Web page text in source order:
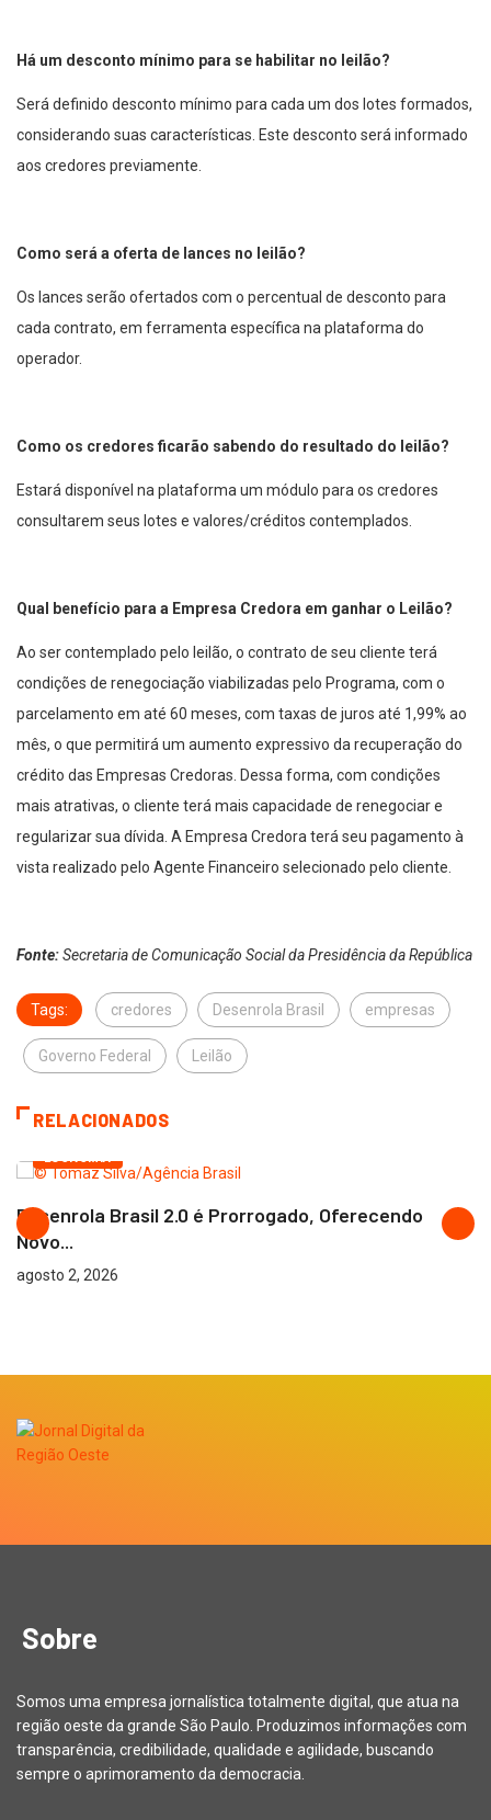
Há um desconto mínimo para se habilitar no leilão?
Será definido desconto mínimo para cada um dos lotes formados,
considerando suas características. Este desconto será informado
aos credores previamente.
Como será a oferta de lances no leilão?
Os lances serão ofertados com o percentual de desconto para
cada contrato, em ferramenta específica na plataforma do
operador.
Como os credores ficarão sabendo do resultado do leilão?
Estará disponível na plataforma um módulo para os credores
consultarem seus lotes e valores/créditos contemplados.
Qual benefício para a Empresa Credora em ganhar o Leilão?
Ao ser contemplado pelo leilão, o contrato de seu cliente terá
condições de renegociação viabilizadas pelo Programa, com o
parcelamento em até 60 meses, com taxas de juros até 1,99% ao
mês, o que permitirá um aumento expressivo da recuperação do
crédito das Empresas Credoras. Dessa forma, com condições
mais atrativas, o cliente terá mais capacidade de renegociar e
regularizar sua dívida. A Empresa Credora terá seu pagamento à
vista realizado pelo Agente Financeiro selecionado pelo cliente.
Fonte:Secretaria de Comunicação Social da Presidência da República
Tags: credores Desenrola Brasil empresas
Governo Federal Leilão
RELACIONADOS
Desenrola Brasil 2.0 é Prorrogado, Oferecendo
Novo...
agosto 2, 2026
Sobre
Somos uma empresa jornalística totalmente digital, que atua na
região oeste da grande São Paulo. Produzimos informações com
transparência, credibilidade, qualidade e agilidade, buscando
sempre o aprimoramento da democracia.